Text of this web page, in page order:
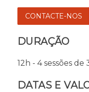
CONTACTE-NOS
DURAÇÃO
12h - 4 sessões de
DATAS E